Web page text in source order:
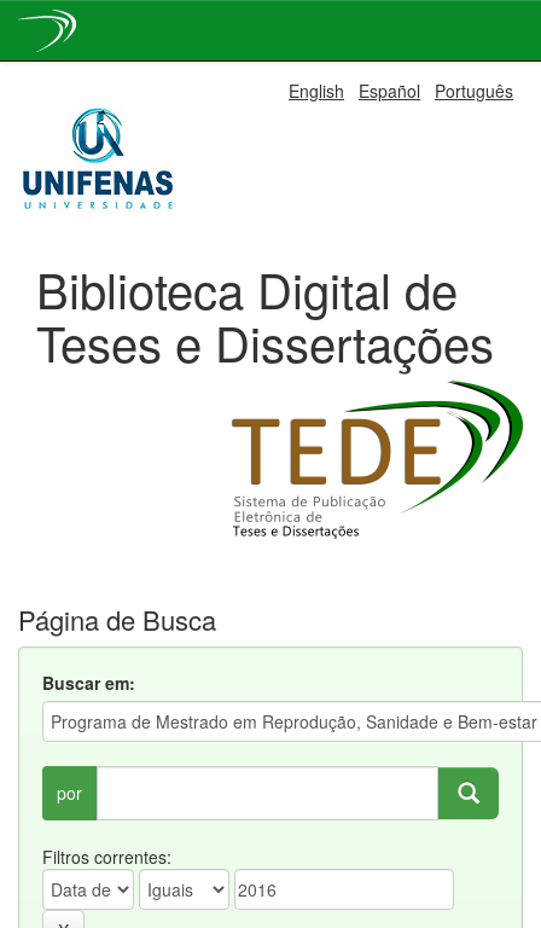
navigation
English Español Português
Biblioteca Digital de
Teses e Dissertações
Página de Busca
Buscar em:
por
Filtros correntes: